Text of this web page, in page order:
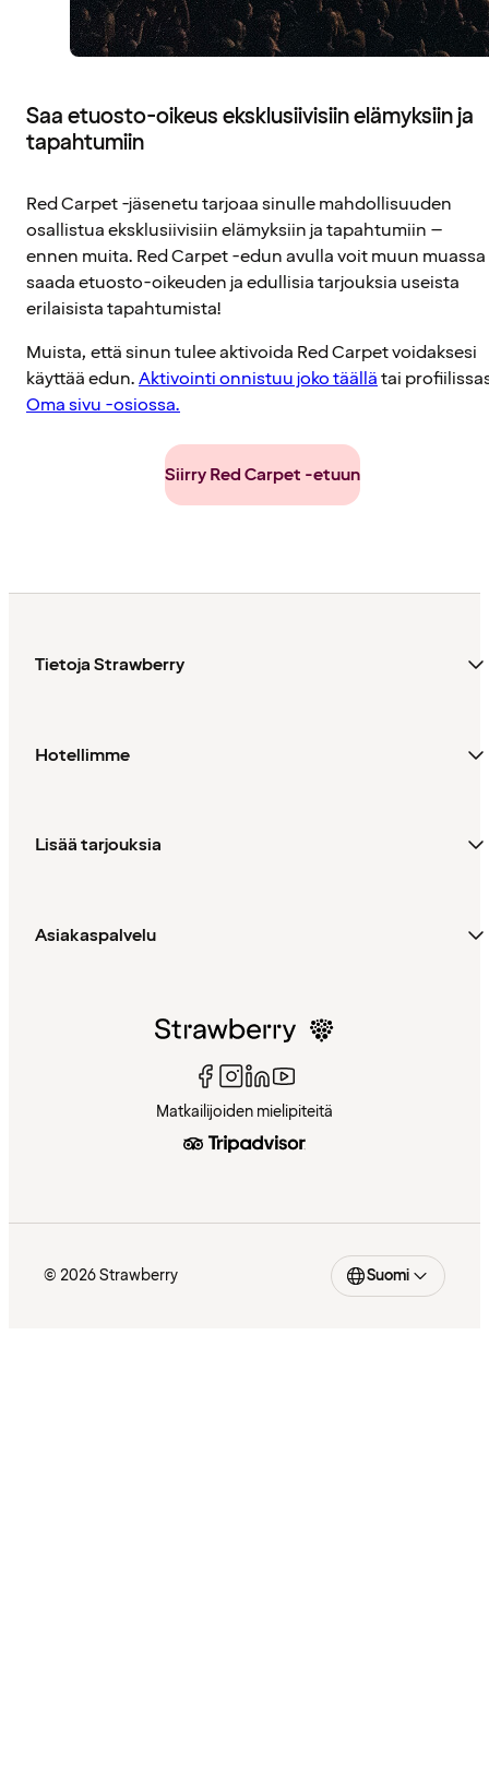
Saa etuosto-oikeus eksklusiivisiin elämyksiin ja
tapahtumiin
Red Carpet -jäsenetu tarjoaa sinulle mahdollisuuden
osallistua eksklusiivisiin elämyksiin ja tapahtumiin –
ennen muita. Red Carpet -edun avulla voit muun muassa
saada etuosto-oikeuden ja edullisia tarjouksia useista
erilaisista tapahtumista!
Muista, että sinun tulee aktivoida Red Carpet voidaksesi
käyttää edun.Aktivointi onnistuu joko täällätai
Oma sivu -osiossa.
Siirry Red Carpet -etuun
Tietoja Strawberry
Hotellimme
Lisää tarjouksia
Asiakaspalvelu
Matkailijoiden mielipiteitä
© 2026 Strawberry Suomi